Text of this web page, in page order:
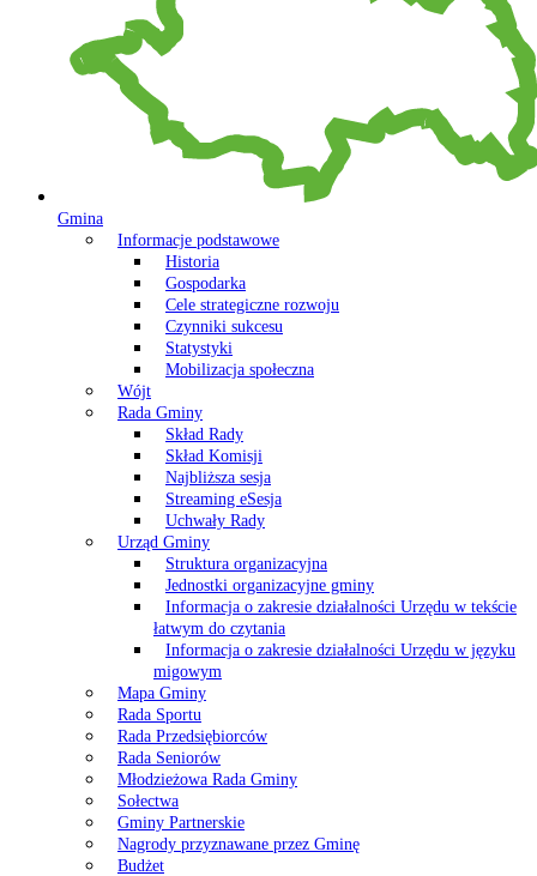
Gmina
Informacje podstawowe
Historia
Gospodarka
Cele strategiczne rozwoju
Czynniki sukcesu
Statystyki
Mobilizacja społeczna
Wójt
Rada Gminy
Skład Rady
Skład Komisji
Najbliższa sesja
Streaming eSesja
Uchwały Rady
Urząd Gminy
Struktura organizacyjna
Jednostki organizacyjne gminy
Informacja o zakresie działalności Urzędu w tekście
łatwym do czytania
Informacja o zakresie działalności Urzędu w języku
migowym
Mapa Gminy
Rada Sportu
Rada Przedsiębiorców
Rada Seniorów
Młodzieżowa Rada Gminy
Sołectwa
Gminy Partnerskie
Nagrody przyznawane przez Gminę
Budżet